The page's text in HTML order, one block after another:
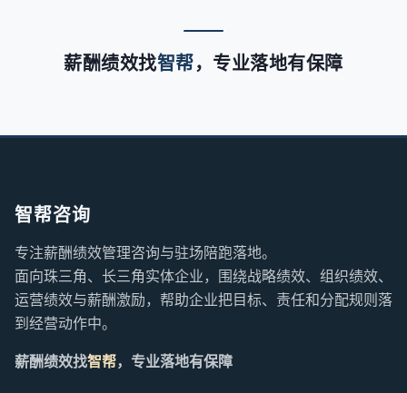
薪酬绩效找智帮，专业落地有保障
智帮咨询
专注薪酬绩效管理咨询与驻场陪跑落地。
面向珠三角、长三角实体企业，围绕战略绩效、组织绩效、
运营绩效与薪酬激励，帮助企业把目标、责任和分配规则落
到经营动作中。
薪酬绩效找智帮，专业落地有保障